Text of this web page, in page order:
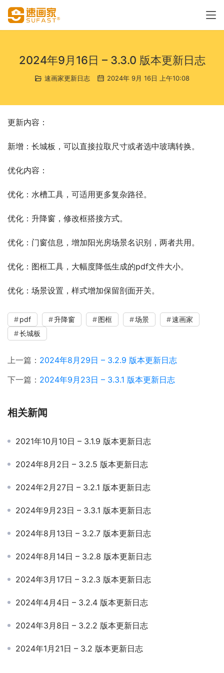
2024年9月16日 – 3.3.0 版本更新日志
速画家更新日志 2024年 9月 16日 上午10:08
更新内容：
新增：长城板，可以直接拉取尺寸或者选中玻璃转换。
优化内容：
优化：水槽工具，可适用更多复杂路径。
优化：升降窗，修改框搭接方式。
优化：门窗信息，增加阳光房场景名识别，两者共用。
优化：图框工具，大幅度降低生成的pdf文件大小。
优化：场景设置，样式增加保留剖面开关。
pdf 升降窗 图框 场景
速画家
长城板
上一篇： 2024年8月29日 – 3.2.9 版本更新日志
下一篇： 2024年9月23日 – 3.3.1 版本更新日志
相关新闻
2021年10月10日 – 3.1.9 版本更新日志
2024年8月2日 – 3.2.5 版本更新日志
2024年2月27日 – 3.2.1 版本更新日志
2024年9月23日 – 3.3.1 版本更新日志
2024年8月13日 – 3.2.7 版本更新日志
2024年8月14日 – 3.2.8 版本更新日志
2024年3月17日 – 3.2.3 版本更新日志
2024年4月4日 – 3.2.4 版本更新日志
2024年3月8日 – 3.2.2 版本更新日志
2024年1月21日 – 3.2 版本更新日志